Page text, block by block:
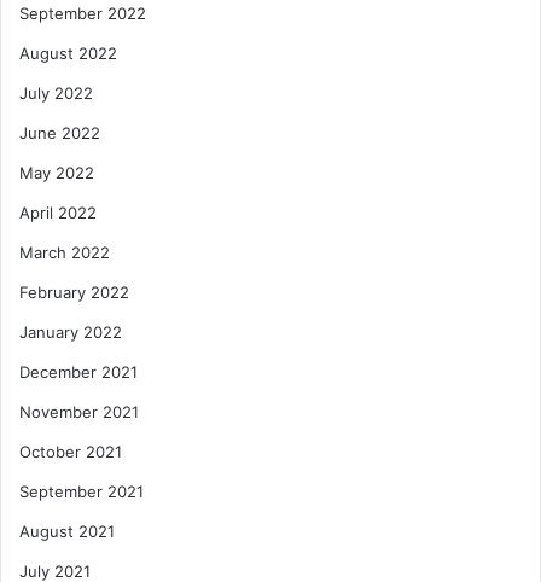
September 2022
August 2022
July 2022
June 2022
May 2022
April 2022
March 2022
February 2022
January 2022
December 2021
November 2021
October 2021
September 2021
August 2021
July 2021